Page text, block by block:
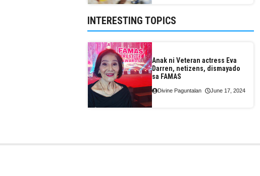
INTERESTING TOPICS
Anak ni Veteran actress Eva
Darren, netizens, dismayado
sa FAMAS
Divine Paguntalan June 17, 2024